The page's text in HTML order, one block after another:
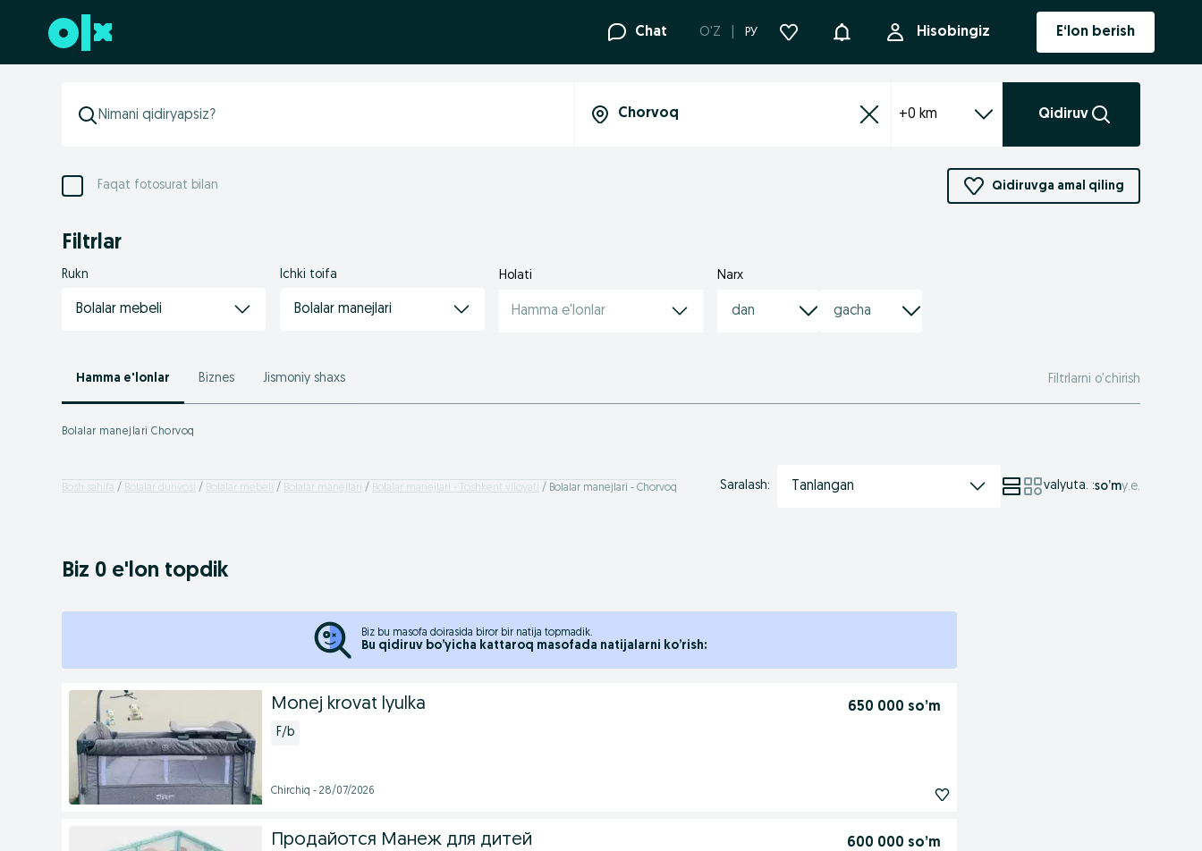
Futerga oʻtish Chat O'Z РУ Bildirishnoma Hisobingiz E‘lon berish
+0 km Qidiruv
Faqat fotosurat bilan Qidiruvga amal qiling
Filtrlar
Rukn
Bolalar mebeli
Ichki toifa
Bolalar manejlari
Holati
Hamma e'lonlar
Narx
Hamma e'lonlar Biznes Jismoniy shaxs Filtrlarni o’chirish
Bolalar manejlari Chorvoq
Bosh sahifa Bolalar dunyosi Bolalar mebeli Bolalar manejlari Bolalar manejlari - Toshkent viloyati Bolalar manejlari - Chorvoq Saralash: Tanlangan valyuta. :so’mу.е.
Biz 0 e'lon topdik
Biz bu masofa doirasida biror bir natija topmadik.
Bu qidiruv bo’yicha kattaroq masofada natijalarni ko’rish:
Monej krovat lyulka 650 000 so’m
F/b
Chirchiq - 28/07/2026
Продайотся Манеж для дитей 600 000 so’m